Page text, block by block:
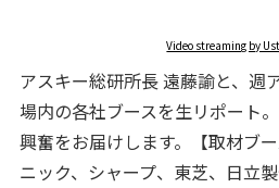
Video streaming by
アスキー総研所長 遠藤諭と、週
場内の各社ブースを生リポート
興奮をお届けします。【取材ブ
ニック、シャープ、東芝、日立